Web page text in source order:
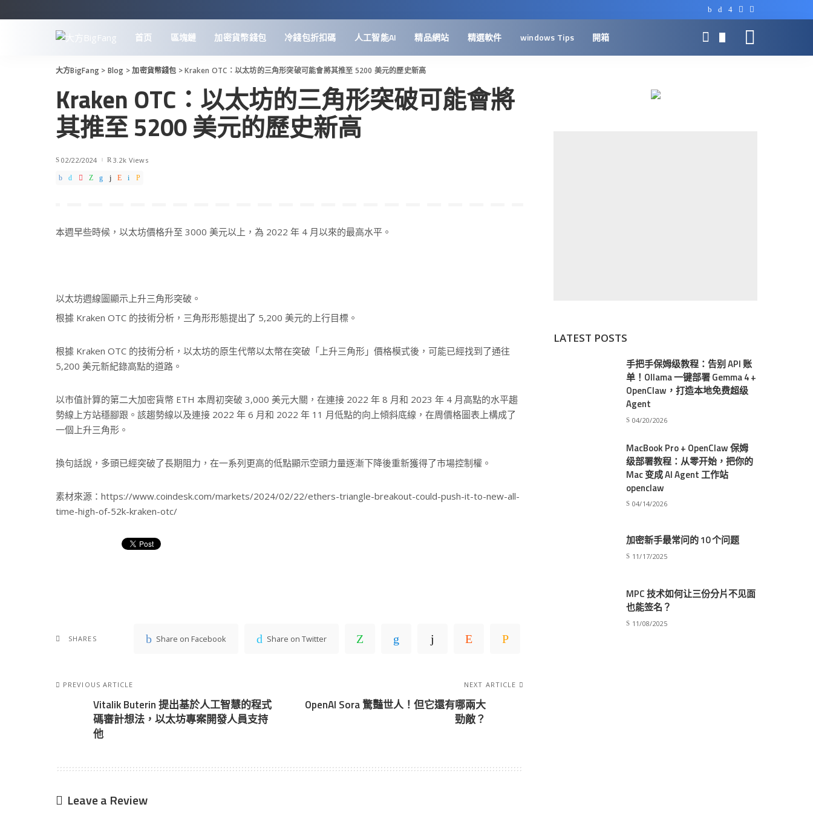
首页 區塊鏈 加密貨幣錢包 冷錢包折扣碼 人工智能AI 精品網站 精選軟件 windows Tips 開箱
大方BigFang > Blog >加密貨幣錢包 >Kraken OTC：以太坊的三角形突破可能會將其推至 5200 美元的歷史新高
Kraken OTC：以太坊的三角形突破可能會將
其推至 5200 美元的歷史新高
02/22/2024 3.2k Views
本週早些時候，以太坊價格升至 3000 美元以上，為 2022 年 4 月以來的最高水平。
以太坊週線圖顯示上升三角形突破。
根據 Kraken OTC 的技術分析，三角形形態提出了 5,200 美元的上行目標。
根據 Kraken OTC 的技術分析，以太坊的原生代幣以太幣在突破「上升三角形」價格模式後，可能已經找到了通往
5,200 美元新紀錄高點的道路。
以市值計算的第二大加密貨幣 ETH 本周初突破 3,000 美元大關，在連接 2022 年 8 月和 2023 年 4 月高點的水平趨
勢線上方站穩腳跟。該趨勢線以及連接 2022 年 6 月和 2022 年 11 月低點的向上傾斜底線，在周價格圖表上構成了
一個上升三角形。
換句話說，多頭已經突破了長期阻力，在一系列更高的低點顯示空頭力量逐漸下降後重新獲得了市場控制權。
素材來源：https://www.coindesk.com/markets/2024/02/22/ethers-triangle-breakout-could-push-it-to-new-all-
time-high-of-52k-kraken-otc/
SHARES Share on Facebook Share on Twitter
PREVIOUS ARTICLE
Vitalik Buterin 提出基於人工智慧的程式
碼審計想法，以太坊專案開發人員支持
他
NEXT ARTICLE
OpenAI Sora 驚豔世人！但它還有哪兩大
勁敵？
Leave a Review
LATEST POSTS
手把手保姆级教程：告别 API 账
单！Ollama 一键部署 Gemma 4 +
OpenClaw，打造本地免费超级
Agent
04/20/2026
MacBook Pro + OpenClaw 保姆
级部署教程：从零开始，把你的
Mac 变成 AI Agent 工作站
openclaw
04/14/2026
加密新手最常问的 10 个问题
11/17/2025
MPC 技术如何让三份分片不见面
也能签名？
11/08/2025